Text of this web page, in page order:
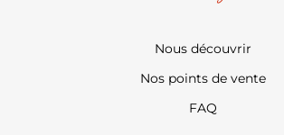
Nous découvrir
Nos points de vente
FAQ